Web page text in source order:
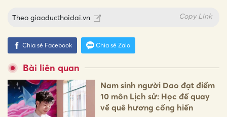
Theo giaoducthoidai.vn Copy Link
Chia sẻ Facebook Chia sẻ Zalo
Bài liên quan
Nam sinh người Dao đạt điểm
10 môn Lịch sử: Học để quay
về quê hương cống hiến